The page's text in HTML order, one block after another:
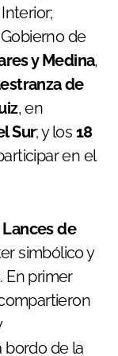
de
y Medina,
de
, en
Sur; y los 18
en el
Lances de
simbólico y
En primer
bordo de la